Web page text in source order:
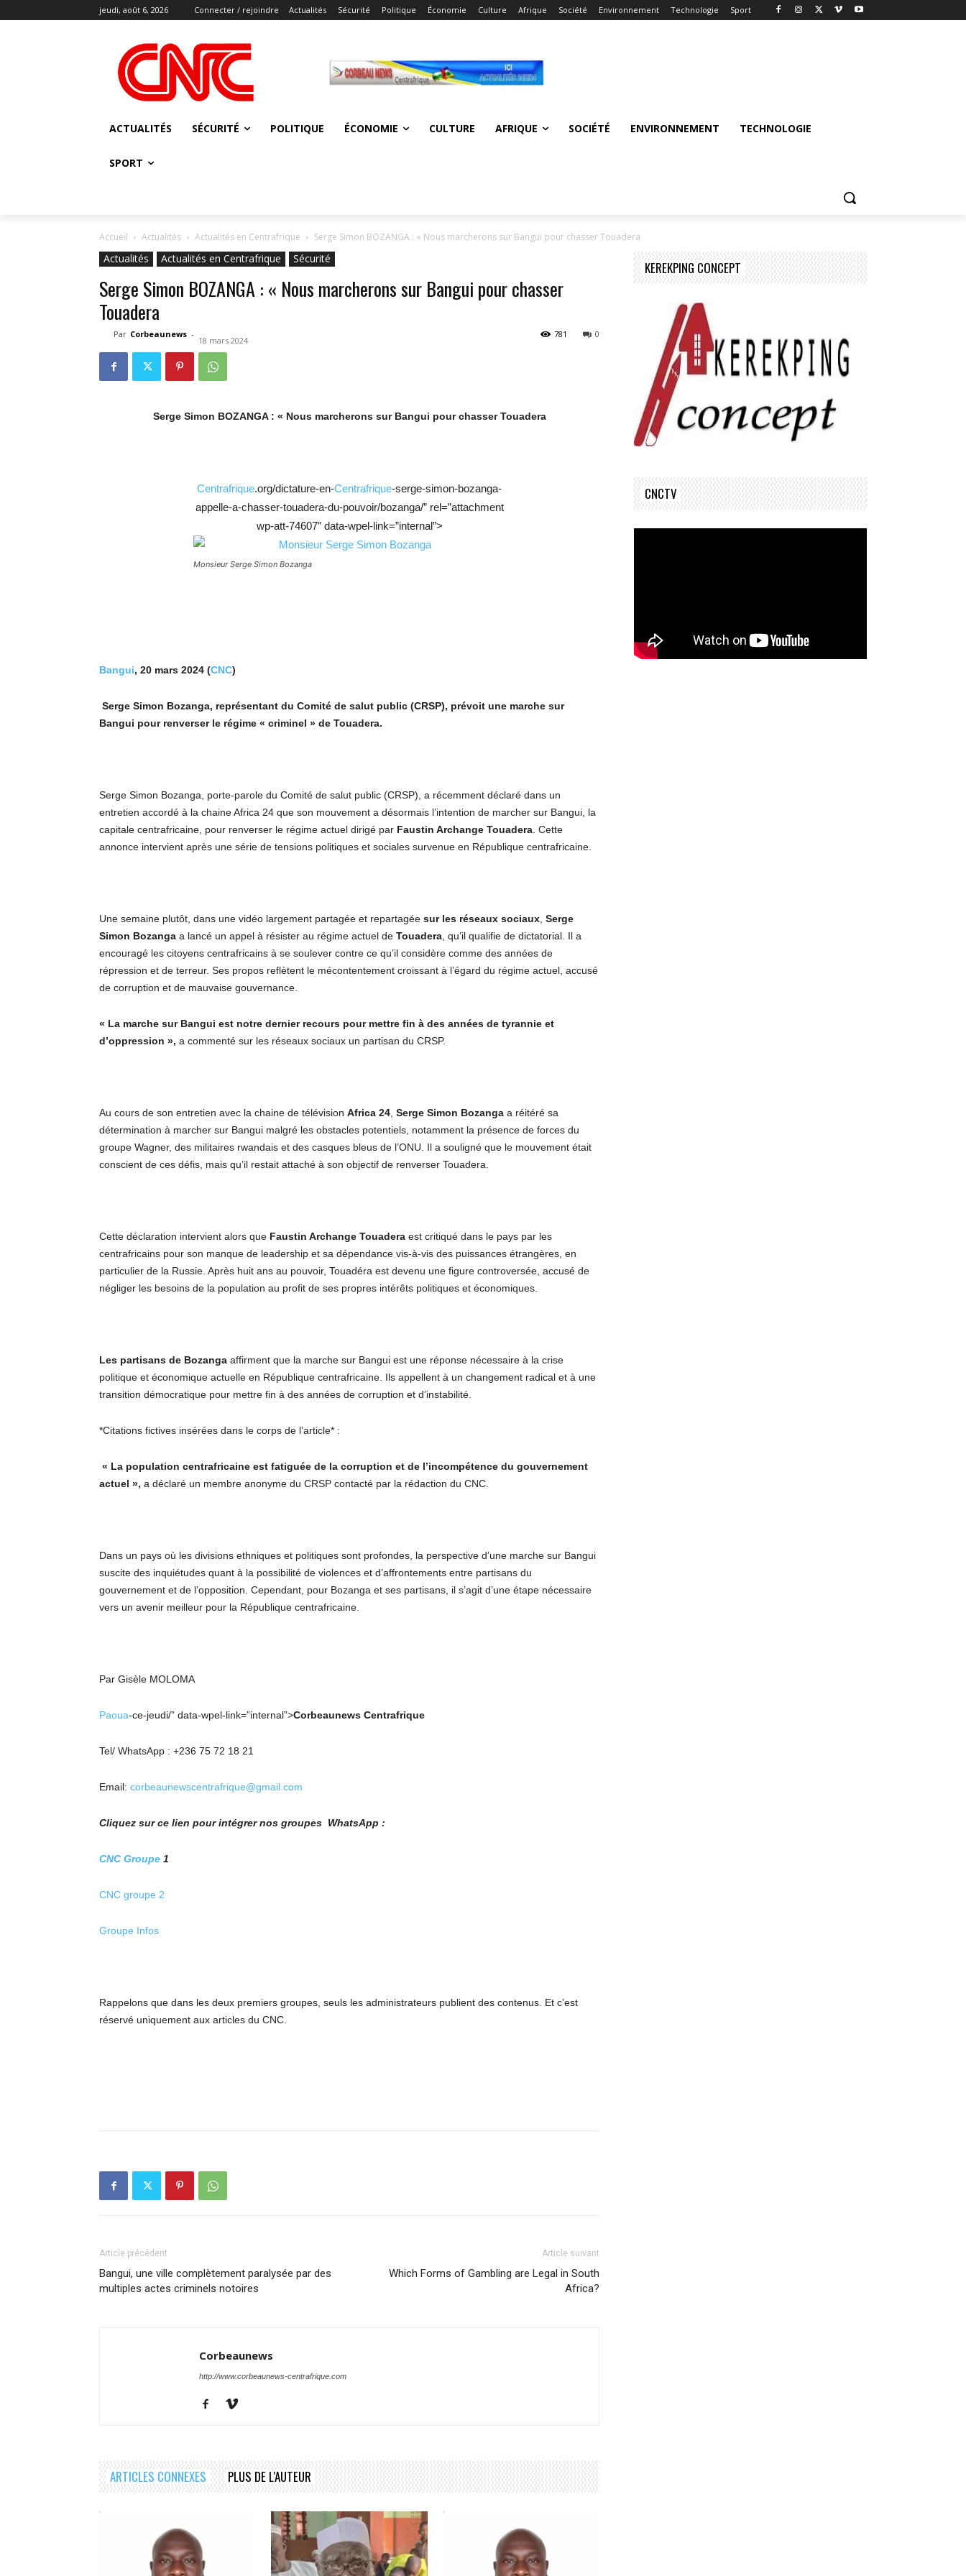
jeudi, août 6, 2026 Connecter / rejoindre Actualités Sécurité Politique Économie Culture Afrique Société Environnement Technologie Sport
ACTUALITÉS SÉCURITÉ POLITIQUE ÉCONOMIE CULTURE AFRIQUE SOCIÉTÉ ENVIRONNEMENT TECHNOLOGIE
SPORT
Accueil Actualités Actualités en Centrafrique Serge Simon BOZANGA : « Nous marcherons sur Bangui pour chasser Touadera
Actualités Actualités en Centrafrique Sécurité
Serge Simon BOZANGA : « Nous marcherons sur Bangui pour chasser
Touadera
Par Corbeaunews -
18 mars 2024
0
781
Serge Simon BOZANGA : « Nous marcherons sur Bangui pour chasser Touadera
Centrafrique.org/dictature-en-Centrafrique-serge-simon-bozanga-
appelle-a-chasser-touadera-du-pouvoir/bozanga/” rel=”attachment
wp-att-74607″ data-wpel-link=”internal”>
Monsieur Serge Simon Bozanga
Bangui, 20 mars 2024 (CNC)
Serge Simon Bozanga, représentant du Comité de salut public (CRSP), prévoit une marche sur
Bangui pour renverser le régime « criminel » de Touadera.
Serge Simon Bozanga, porte-parole du Comité de salut public (CRSP), a récemment déclaré dans un
entretien accordé à la chaine Africa 24 que son mouvement a désormais l’intention de marcher sur Bangui, la
capitale centrafricaine, pour renverser le régime actuel dirigé par Faustin Archange Touadera . Cette
annonce intervient après une série de tensions politiques et sociales survenue en République centrafricaine.
Une semaine plutôt, dans une vidéo largement partagée et repartagée sur les réseaux sociaux Serge
Simon Bozanga a lancé un appel à résister au régime actuel de Touadera , qu’il qualifie de dictatorial. Il a
encouragé les citoyens centrafricains à se soulever contre ce qu’il considère comme des années de
répression et de terreur. Ses propos reflètent le mécontentement croissant à l’égard du régime actuel, accusé
de corruption et de mauvaise gouvernance.
« La marche sur Bangui est notre dernier recours pour mettre fin à des années de tyrannie et
d’oppression », a commenté sur les réseaux sociaux un partisan du CRSP.
Au cours de son entretien avec la chaine de télévision Africa 24 Serge Simon Bozanga a réitéré sa
détermination à marcher sur Bangui malgré les obstacles potentiels, notamment la présence de forces du
groupe Wagner, des militaires rwandais et des casques bleus de l’ONU. Il a souligné que le mouvement était
conscient de ces défis, mais qu’il restait attaché à son objectif de renverser Touadera.
Cette déclaration intervient alors que Faustin Archange Touadera est critiqué dans le pays par les
centrafricains pour son manque de leadership et sa dépendance vis-à-vis des puissances étrangères, en
particulier de la Russie. Après huit ans au pouvoir, Touadéra est devenu une figure controversée, accusé de
négliger les besoins de la population au profit de ses propres intérêts politiques et économiques.
Les partisans de Bozanga affirment que la marche sur Bangui est une réponse nécessaire à la crise
politique et économique actuelle en République centrafricaine. Ils appellent à un changement radical et à une
transition démocratique pour mettre fin à des années de corruption et d’instabilité.
*Citations fictives insérées dans le corps de l’article* :
« La population centrafricaine est fatiguée de la corruption et de l’incompétence du gouvernement
actuel », a déclaré un membre anonyme du CRSP contacté par la rédaction du CNC.
Dans un pays où les divisions ethniques et politiques sont profondes, la perspective d’une marche sur Bangui
suscite des inquiétudes quant à la possibilité de violences et d’affrontements entre partisans du
gouvernement et de l’opposition. Cependant, pour Bozanga et ses partisans, il s’agit d’une étape nécessaire
vers un avenir meilleur pour la République centrafricaine.
Par Gisèle MOLOMA
Paoua-ce-jeudi/” data-wpel-link=”internal”>Corbeaunews Centrafrique
Tel/ WhatsApp : +236 75 72 18 21
Email: corbeaunewscentrafrique@gmail.com
Cliquez sur ce lien pour intégrer nos groupes WhatsApp :
CNC Groupe 1
CNC groupe 2
Groupe Infos
Rappelons que dans les deux premiers groupes, seuls les administrateurs publient des contenus. Et c’est
réservé uniquement aux articles du CNC.
Article précédent
Bangui, une ville complètement paralysée par des
multiples actes criminels notoires
Article suivant
Which Forms of Gambling are Legal in South
Africa?
Corbeaunews
http://www.corbeaunews-centrafrique.com
ARTICLES CONNEXES PLUS DE L'AUTEUR
KEREKPING CONCEPT
CNCTV